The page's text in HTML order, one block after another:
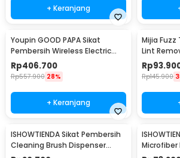
+ Keranjang
Youpin GOOD PAPA Sikat
Pembersih Wireless Electric
Cleaning - CL99
Rp406.700
Rp557.900 28%
+ Keranjang
Mijia
Lint
Rp
Rp145.900
ISHOWTIENDA Sikat Pembersih
Cleaning Brush Dispenser
Sabun Air - S0026
Microfiber
with